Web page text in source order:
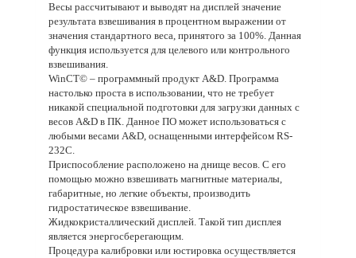
Весы рассчитывают и выводят на дисплей значение
результата взвешивания в процентном выражении от
значения стандартного веса, принятого за 100%. Данная
функция используется для целевого или контрольного
взвешивания.
WinCT© – программный продукт A&D. Программа
настолько проста в использовании, что не требует
никакой специальной подготовки для загрузки данных с
весов A&D в ПК. Данное ПО может использоваться с
любыми весами A&D, оснащенными интерфейсом RS-
232C.
Приспособление расположено на днище весов. С его
помощью можно взвешивать магнитные материалы,
габаритные, но легкие объекты, производить
гидростатическое взвешивание.
Жидкокристаллический дисплей. Такой тип дисплея
является энергосберегающим.
Процедура калибровки или юстировка осуществляется